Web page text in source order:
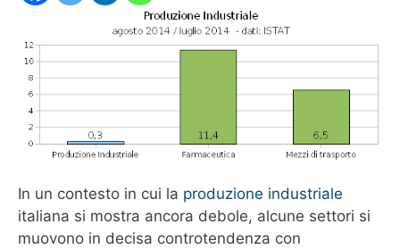
In un contesto in cui la produzione industriale
italiana si mostra ancora debole, alcune settori si
muovono in decisa controtendenza con